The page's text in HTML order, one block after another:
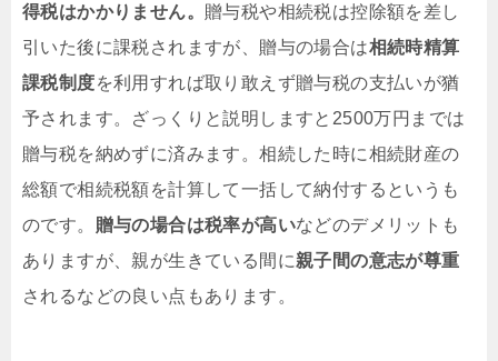
得税はかかりません。 贈与税や相続税は控除額を差し
引いた後に課税されますが、贈与の場合は相続時精算
課税制度を利用すれば取り敢えず贈与税の支払いが猶
予されます。ざっくりと説明しますと2500万円までは
贈与税を納めずに済みます。相続した時に相続財産の
総額で相続税額を計算して一括して納付するというも
のです。 贈与の場合は税率が高いなどのデメリットも
ありますが、親が生きている間に親子間の意志が尊重
されるなどの良い点もあります。